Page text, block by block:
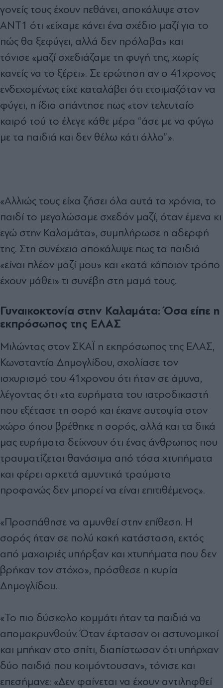
γονείς τους έχουν πεθάνει, αποκάλυψε στον
AΝΤ1 ότι «είχαμε κάνει ένα σχέδιο μαζί για το
πώς θα ξεφύγει, αλλά δεν πρόλαβα» και
τόνισε «μαζί σχεδιάζαμε τη φυγή της, χωρίς
κανείς να το ξέρει». Σε ερώτηση αν ο 41χρονος
ενδεχομένως είχε καταλάβει ότι ετοιμαζόταν να
φύγει, η ίδια απάντησε πως «τον τελευταίο
καιρό τού το έλεγε κάθε μέρα “άσε με να φύγω
με τα παιδιά και δεν θέλω κάτι άλλο”».
«Αλλιώς τους είχα ζήσει όλα αυτά τα χρόνια, το
παιδί το μεγαλώσαμε σχεδόν μαζί, όταν έμενα κι
εγώ στην Καλαμάτα», συμπλήρωσε η αδερφή
της. Στη συνέχεια αποκάλυψε πως τα παιδιά
«είναι πλέον μαζί μου» και «κατά κάποιον τρόπο
έχουν μάθει» τι συνέβη στη μαμά τους.
Γυναικοκτονία στην Καλαμάτα: Όσα είπε η
εκπρόσωπος της ΕΛΑΣ
Μιλώντας στον ΣΚΑΪ η εκπρόσωπος της ΕΛΑΣ,
Κωνσταντία Δημογλίδου, σχολίασε τον
ισχυρισμό του 41χρονου ότι ήταν σε άμυνα,
λέγοντας ότι «τα ευρήματα του ιατροδικαστή
που εξέτασε τη σορό και έκανε αυτοψία στον
χώρο όπου βρέθηκε η σορός, αλλά και τα δικά
μας ευρήματα δείχνουν ότι ένας άνθρωπος που
τραυματίζεται θανάσιμα από τόσα χτυπήματα
και φέρει αρκετά αμυντικά τραύματα
προφανώς δεν μπορεί να είναι επιτιθέμενος».
«Προσπάθησε να αμυνθεί στην επίθεση. Η
σορός ήταν σε πολύ κακή κατάσταση, εκτός
από μαχαιριές υπήρξαν και χτυπήματα που δεν
βρήκαν τον στόχο», πρόσθεσε η κυρία
Δημογλίδου.
«Το πιο δύσκολο κομμάτι ήταν τα παιδιά να
απομακρυνθούν. Όταν έφτασαν οι αστυνομικοί
και μπήκαν στο σπίτι, διαπίστωσαν ότι υπήρχαν
δύο παιδιά που κοιμόντουσαν», τόνισε και
επεσήμανε: «Δεν φαίνεται να έχουν αντιληφθεί